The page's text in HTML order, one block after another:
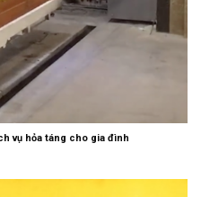
vụ hỏa táng cho gia đình